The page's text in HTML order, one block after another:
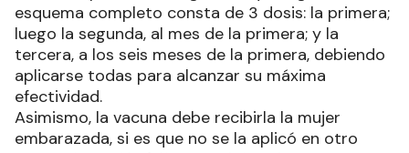
esquema completo consta de 3 dosis: la primera;
luego la segunda, al mes de la primera; y la
tercera, a los seis meses de la primera, debiendo
aplicarse todas para alcanzar su máxima
efectividad.
Asimismo, la vacuna debe recibirla la mujer
embarazada, si es que no se la aplicó en otro